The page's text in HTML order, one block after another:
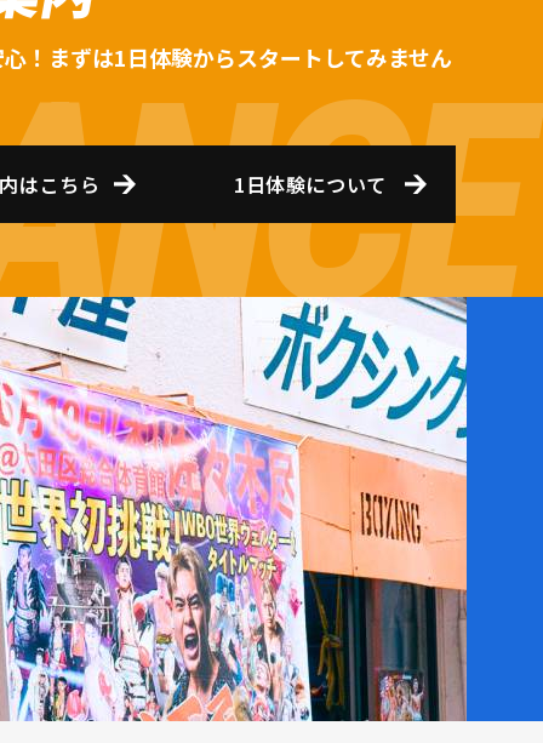
！まずは1日体験からスタートしてみません
はこちら 1日体験について